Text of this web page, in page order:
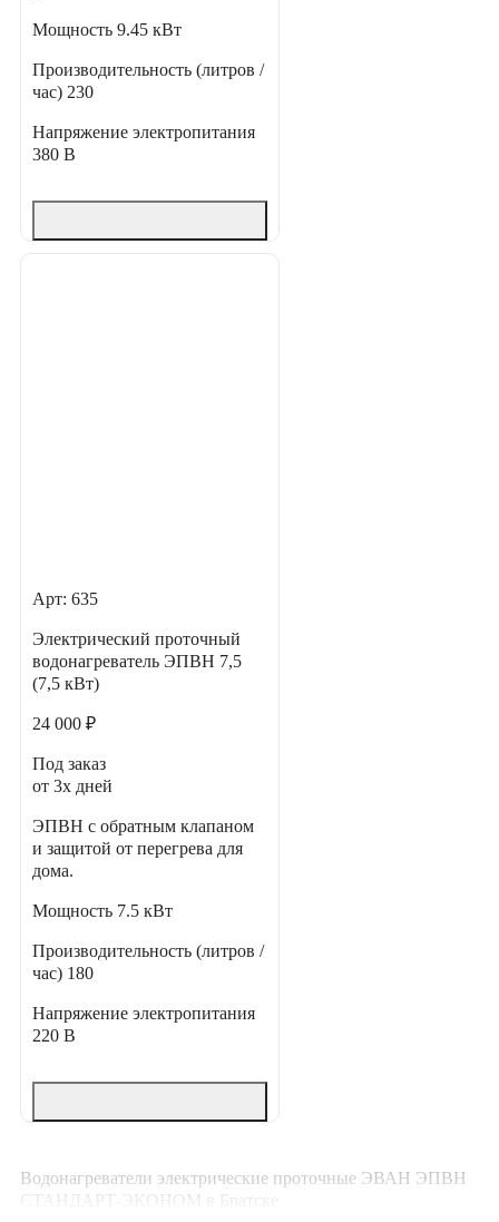
Мощность 9.45 кВт
Производительность (литров /
час) 230
Напряжение электропитания
380 В
Арт: 635
Электрический проточный
водонагреватель ЭПВН 7,5
(7,5 кВт)
24 000 ₽
Под заказ
от 3х дней
ЭПВН с обратным клапаном
и защитой от перегрева для
дома.
Мощность 7.5 кВт
Производительность (литров /
час) 180
Напряжение электропитания
220 В
Водонагреватели электрические проточные ЭВАН ЭПВН
СТАНДАРТ-ЭКОНОМ в Братске